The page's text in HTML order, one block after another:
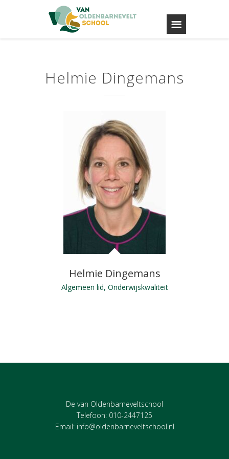
Helmie Dingemans
Helmie Dingemans
Algemeen lid, Onderwijskwaliteit
De van Oldenbarneveltschool
Telefoon: 010-2447125
Email: info@oldenbarneveltschool.nl